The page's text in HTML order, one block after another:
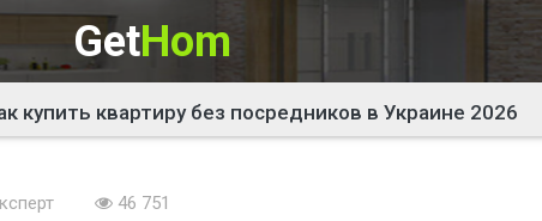
GetHom
купить квартиру без посредников в Украине 2026
46 751